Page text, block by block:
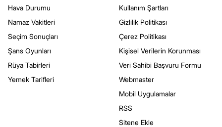
Hava Durumu
Namaz Vakitleri
Seçim Sonuçları
Şans Oyunları
Rüya Tabirleri
Yemek Tarifleri
Kullanım Şartları
Gizlilik Politikası
Çerez Politikası
Kişisel Verilerin Korunması
Veri Sahibi Başvuru Formu
Webmaster
Mobil Uygulamalar
RSS
Sitene Ekle